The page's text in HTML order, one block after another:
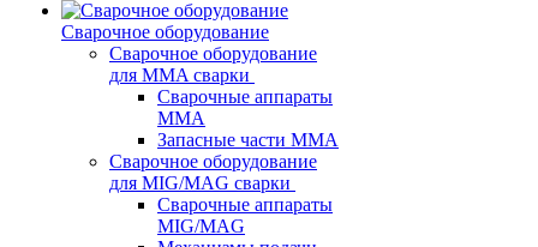
Сварочное оборудование
Сварочное оборудование
для MMA сварки
Сварочные аппараты
MMA
Запасные части MMA
Сварочное оборудование
для MIG/MAG сварки
Сварочные аппараты
MIG/MAG